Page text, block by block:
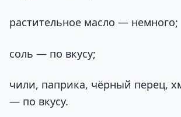
растительное масло — немного;
соль — по вкусу;
чили, паприка, чёрный перец,
— по вкусу.